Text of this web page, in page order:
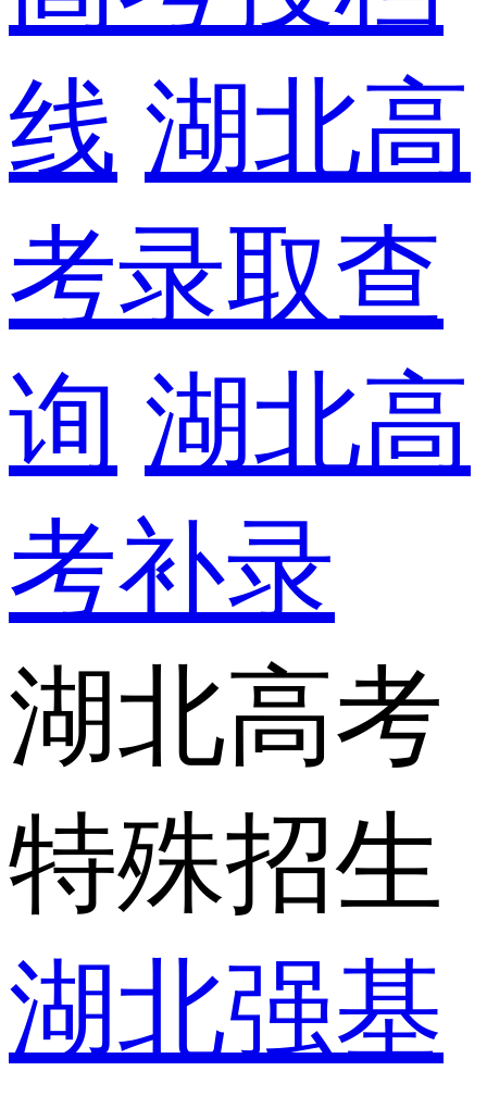
线 湖北高
考录取查
询 湖北高
考补录
湖北高考
特殊招生
湖北强基